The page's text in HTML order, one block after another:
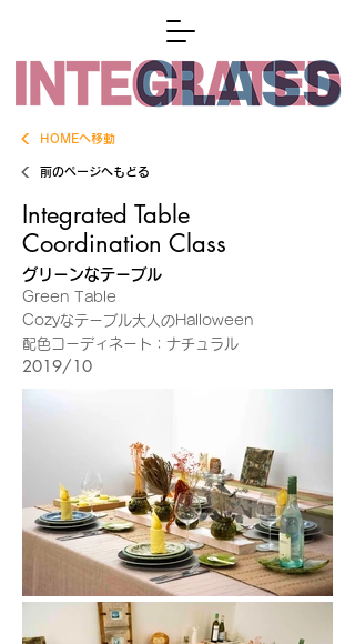
HOMEへ移動
前のページへもどる
Integrated Table
Coordination Class
グリーンなテーブル
Green Table
Cozyなテーブル大人のHalloween
配色コーディネート：ナチュラル
2019/10